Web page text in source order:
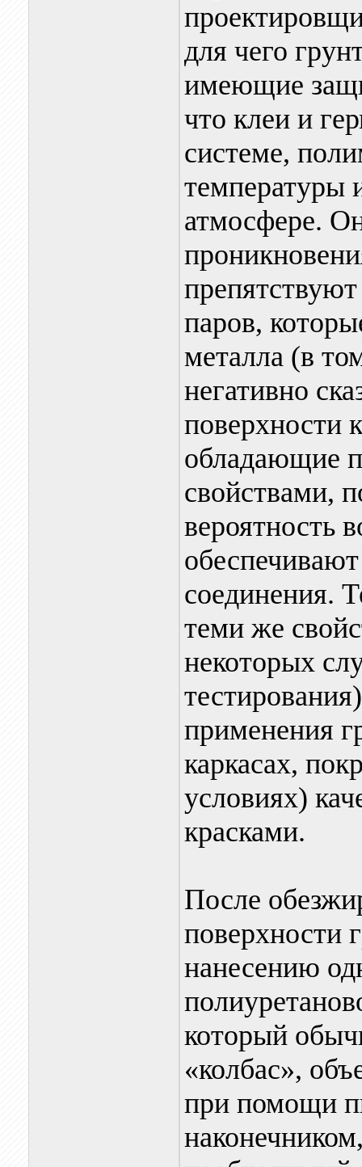
для чего
имеющие
что клеи и
системе,
температуры
атмосфере.
паров,
металла (в
негативно
поверхности
обладающие
свойствами,
вероятность
соединения.
теми же
некоторых
применения
каркасах,
условиях)
красками.
После
поверхности
нанесению
который
«колбас»,
при помощи